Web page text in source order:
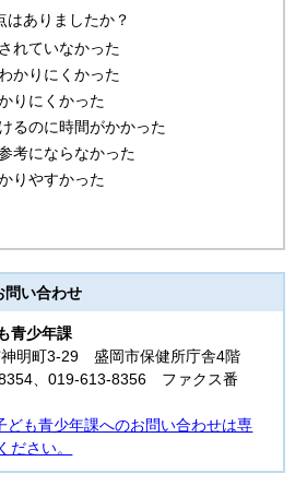
はありましたか？
れていなかった
かりにくかった
りにくかった
るのに時間がかかった
考にならなかった
りやすかった
問い合わせ
青少年課
明町3-29 盛岡市保健所庁舎4階
、019-613-8356 ファクス番
も青少年課へのお問い合わせは専
ださい。